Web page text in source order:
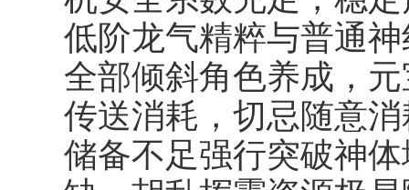
低阶龙气精粹与普通
全部倾斜角色养成，
传送消耗，切忌随意
储备不足强行突破神